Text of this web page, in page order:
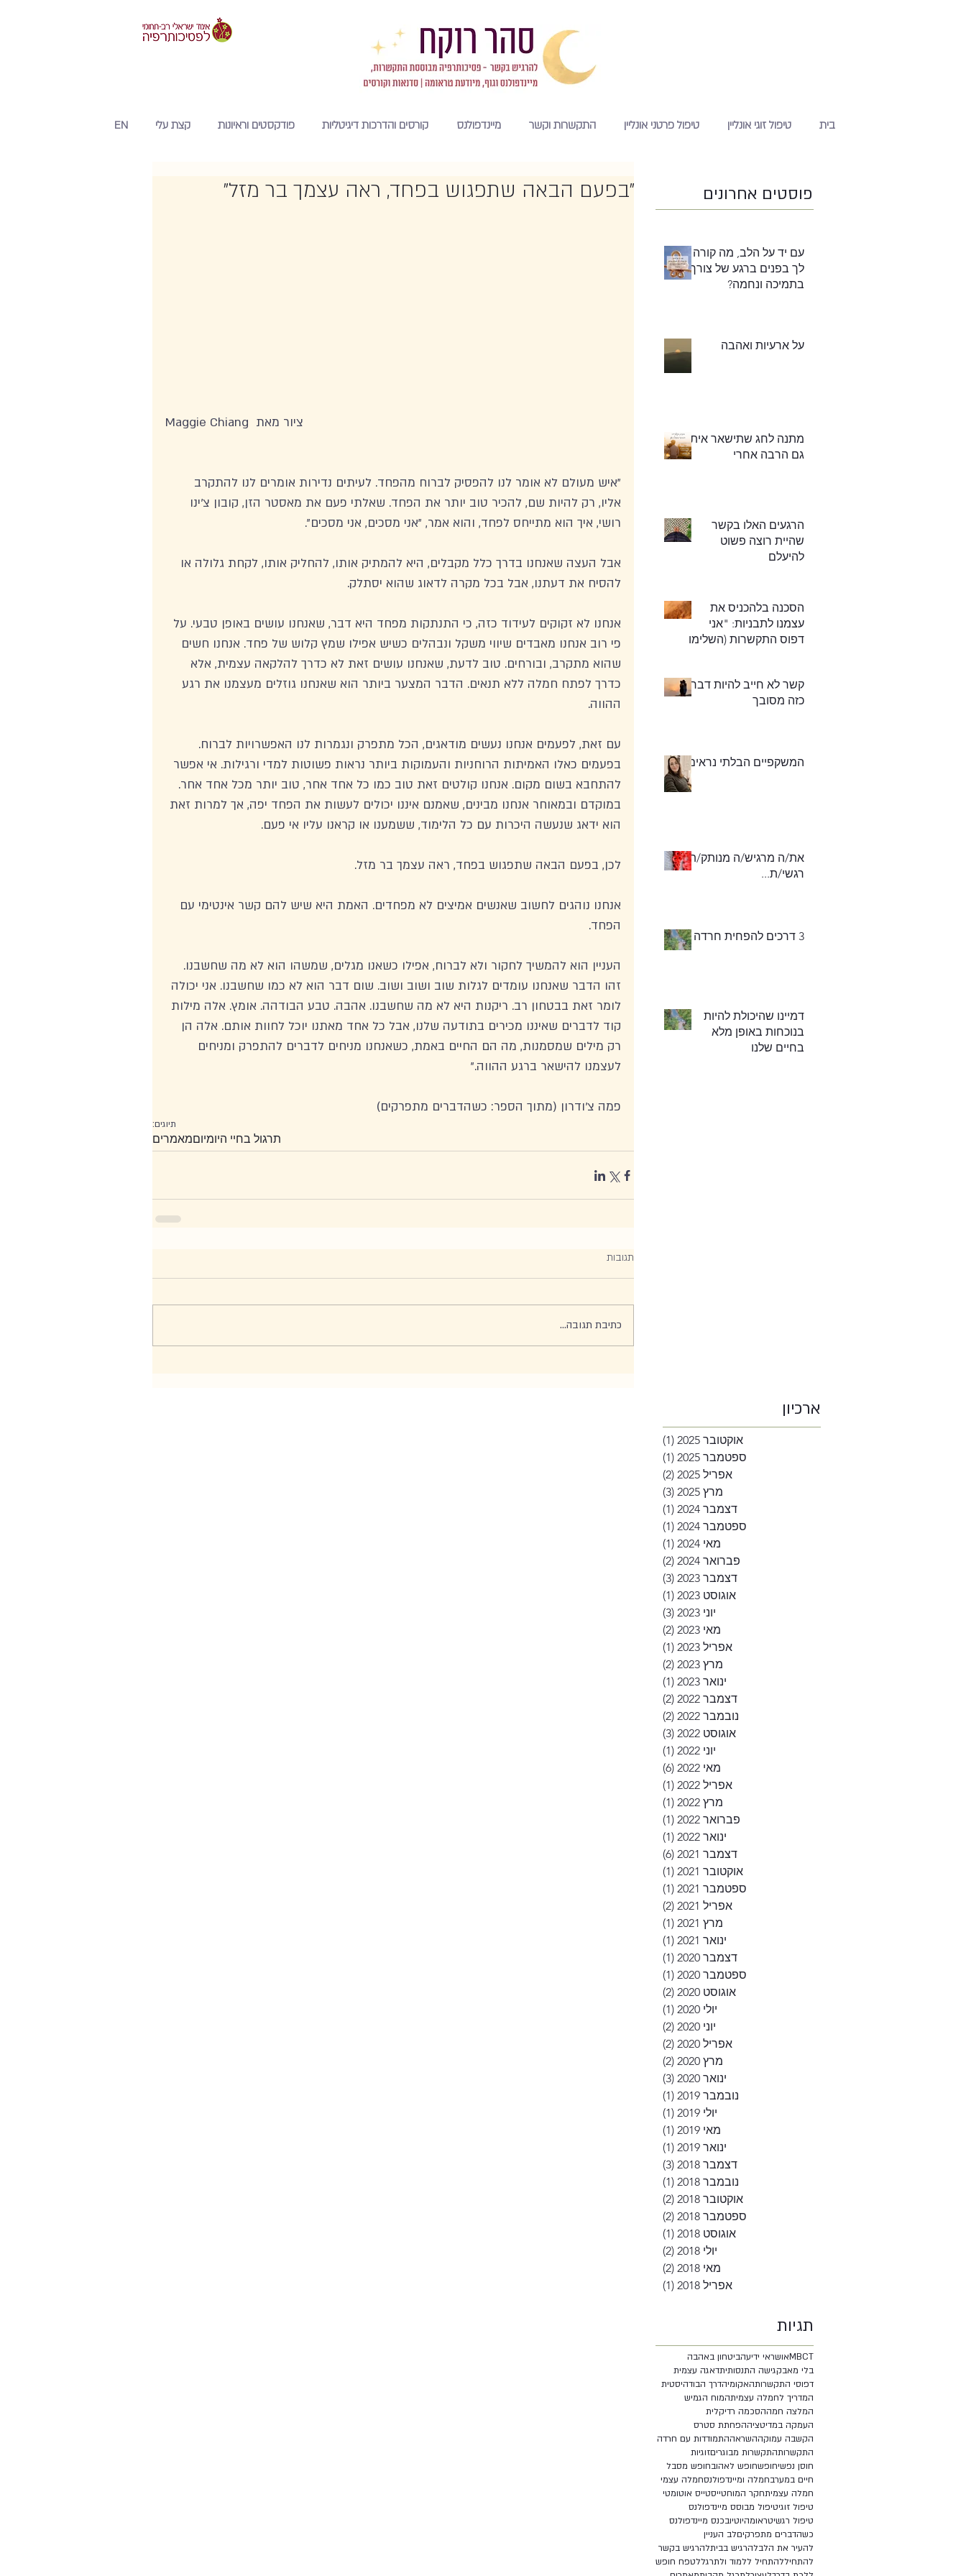
בית טיפול זוגי אונליין טיפול פרטני אונליין התקשרות וקשר מיינדפולנס קורסים והדרכות דיגיטליות פודקסטים וראיונות קצת עלי EN
"בפעם הבאה שתפגוש בפחד, ראה עצמך בר מזל"
Maggie Chiang  ציור מאת
"איש מעולם לא אומר לנו להפסיק לברוח מהפחד. לעיתים נדירות אומרים לנו להתקרב
אליו, רק להיות שם, להכיר טוב יותר את הפחד. שאלתי פעם את מאסטר הזן, קובון צ'ינו
רושי, איך הוא מתייחס לפחד, והוא אמר, "אני מסכים, אני מסכים".
אבל העצה שאנחנו בדרך כלל מקבלים, היא להמתיק אותו, להחליק אותו, לקחת גלולה או
להסיח את דעתנו, אבל בכל מקרה לדאוג שהוא יסתלק.
אנחנו לא זקוקים לעידוד כזה, כי התנתקות מפחד היא דבר, שאנחנו עושים באופן טבעי. על
פי רוב אנחנו מאבדים שיווי משקל ונבהלים כשיש אפילו שמץ קלוש של פחד. אנחנו חשים
שהוא מתקרב, ובורחים. טוב לדעת, שאנחנו עושים זאת לא כדרך להלקאה עצמית, אלא
כדרך לפתח חמלה ללא תנאים. הדבר המצער ביותר הוא שאנחנו גוזלים מעצמנו את רגע
ההווה.
עם זאת, לפעמים אנחנו נעשים מודאגים, הכל מתפרק ונגמרות לנו האפשרויות לברוח.
בפעמים כאלו האמיתות הרוחניות והעמוקות ביותר נראות פשוטות למדי ורגילות. אי אפשר
להתחבא בשום מקום. אנחנו קולטים זאת טוב כמו כל אחד אחר, טוב יותר מכל אחד אחר.
במוקדם ובמאוחר אנחנו מבינים, שאמנם איננו יכולים לעשות את הפחד יפה, אך למרות זאת
הוא ידאג שנעשה היכרות עם כל הלימוד, ששמענו או קראנו עליו אי פעם.
לכן, בפעם הבאה שתפגוש בפחד, ראה עצמך בר מזל.
אנחנו נוהגים לחשוב שאנשים אמיצים לא מפחדים. האמת היא שיש להם קשר אינטימי עם
הפחד.
העניין הוא להמשיך לחקור ולא לברוח, אפילו כשאנו מגלים, שמשהו הוא לא מה שחשבנו.
זהו הדבר שאנחנו עומדים לגלות שוב ושוב ושוב. שום דבר הוא לא כמו שחשבנו. אני יכולה
לומר זאת בבטחון רב. ריקנות היא לא מה שחשבנו. אהבה. טבע הבודהה. אומץ. אלה מילות
קוד לדברים שאיננו מכירים בתודעה שלנו, אבל כל אחד מאתנו יוכל לחוות אותם. אלה הן
רק מילים שמסמנות, מה הם החיים באמת, כשאנחנו מניחים לדברים להתפרק ומניחים
לעצמנו להישאר ברגע ההווה."
פמה צ'ודרון (מתוך הספר: כשהדברים מתפרקים)
תיוגים:
תרגול בחיי היומיוםמאמרים
תגובות
כתיבת תגובה...
פוסטים אחרונים
עם יד על הלב, מה קורה
לך בפנים ברגע של צורך
בתמיכה ונחמה?
על ארעיות ואהבה
מתנה לחג שתישאר איתך
גם הרבה אחרי
הרגעים האלו בקשר
שהיית רוצה פשוט
להיעלם
הסכנה בלהכניס את
עצמנו לתבניות: "אני
דפוס התקשרות (השלימו
קשר לא חייב להיות דבר
כזה מסובך
המשקפיים הבלתי נראים
את/ה מרגיש/ה מנותק/ת
רגשי/ת...
3 דרכים להפחית חרדה
דמיינו שהיכולת להיות
בנוכחות באופן מלא
בחיים שלנו
ארכיון
אוקטובר 2025 (1)
ספטמבר 2025
(1)
אפריל 2025
(2)
מרץ 2025
(3)
דצמבר 2024
(1)
ספטמבר 2024
(1)
מאי 2024
(1)
פברואר 2024
(2)
דצמבר 2023
(3)
אוגוסט 2023
(1)
יוני 2023
(3)
מאי 2023
(2)
אפריל 2023
(1)
מרץ 2023
(2)
ינואר 2023
(1)
דצמבר 2022
(2)
נובמבר 2022
(2)
אוגוסט 2022
(3)
יוני 2022
(1)
מאי 2022
(6)
אפריל 2022
(1)
מרץ 2022
(1)
פברואר 2022
(1)
ינואר 2022
(1)
דצמבר 2021
(6)
אוקטובר 2021
(1)
ספטמבר 2021
(1)
אפריל 2021
(2)
מרץ 2021
(1)
ינואר 2021
(1)
דצמבר 2020
(1)
ספטמבר 2020
(1)
אוגוסט 2020
(2)
יולי 2020
(1)
יוני 2020
(2)
אפריל 2020
(2)
מרץ 2020
(2)
ינואר 2020
(3)
נובמבר 2019
(1)
יולי 2019
(1)
מאי 2019
(1)
ינואר 2019
(1)
דצמבר 2018
(3)
נובמבר 2018
(1)
אוקטובר 2018
(2)
ספטמבר 2018
(2)
אוגוסט 2018
(1)
יולי 2018
(2)
מאי 2018
(2)
אפריל 2018
(1)
תגיות
MBCTאושראי ידיעהביטחון באהבה
בלי מאבקגישה התנסותיתדאגה עצמית
דפוסי התקשרותהאקומיהדרך הבודהיסטית
המדריך לחמלה עצמיתהמוח הגמיש
המלצה חמההסכמה רדיקלית
העמקה במדיטציההפחתת סטרס
הקשבה עמוקההשראההתמודדות עם חרדה
התקשרותהתקשרות מבוגריםזוגיות
חוסן נפשיחופשחופש לאהובחופש מסבל
חיים במערבחמלה ומיינדפולנסחמלה עצמי
חמלה עצמיתחקר המוחטייסטייס אוטומטי
טיפול זוגיטיפול מבוסס מיינדפולנס
טיפול רגשיטראומהיוטיובכנס מיינדפולנס
כשהדברים מתפרקיםלב העניין
להעיר את הלבלהרגיש בביתלהרגיש בקשר
להתחיללהתחיל ללמוד ולתרגללטפח חופש